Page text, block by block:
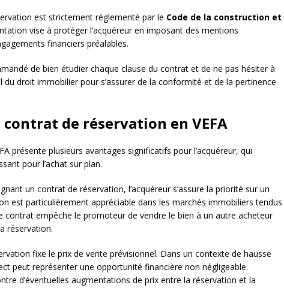
est strictement réglementé par le Code de la construction et
vise à protéger l’acquéreur en imposant des mentions
financiers préalables.
de bien étudier chaque clause du contrat et de ne pas hésiter à
du droit immobilier pour s’assurer de la conformité et de la pertinence
contrat de réservation en VEFA
présente plusieurs avantages significatifs pour l’acquéreur, qui
pour l’achat sur plan.
un contrat de réservation, l’acquéreur s’assure la priorité sur un
est particulièrement appréciable dans les marchés immobiliers tendus
contrat empêche le promoteur de vendre le bien à un autre acheteur
réservation.
fixe le prix de vente prévisionnel. Dans un contexte de hausse
peut représenter une opportunité financière non négligeable.
d’éventuelles augmentations de prix entre la réservation et la